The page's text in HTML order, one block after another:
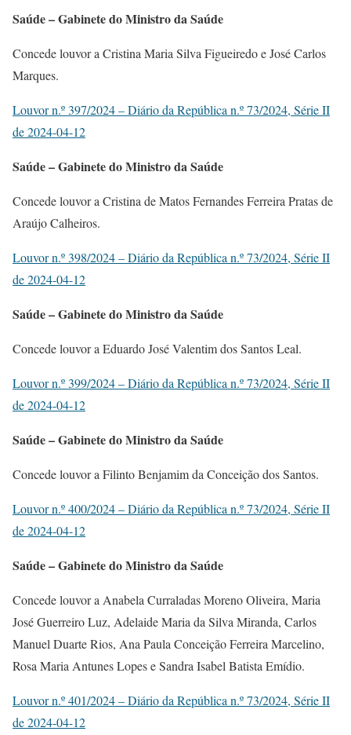
Saúde – Gabinete do Ministro da Saúde
Concede louvor a Cristina Maria Silva Figueiredo e José Carlos
Marques.
Louvor n.º 397/2024 – Diário da República n.º 73/2024, Série II
de 2024-04-12
Saúde – Gabinete do Ministro da Saúde
Concede louvor a Cristina de Matos Fernandes Ferreira Pratas de
Araújo Calheiros.
Louvor n.º 398/2024 – Diário da República n.º 73/2024, Série II
de 2024-04-12
Saúde – Gabinete do Ministro da Saúde
Concede louvor a Eduardo José Valentim dos Santos Leal.
Louvor n.º 399/2024 – Diário da República n.º 73/2024, Série II
de 2024-04-12
Saúde – Gabinete do Ministro da Saúde
Concede louvor a Filinto Benjamim da Conceição dos Santos.
Louvor n.º 400/2024 – Diário da República n.º 73/2024, Série II
de 2024-04-12
Saúde – Gabinete do Ministro da Saúde
Concede louvor a Anabela Curraladas Moreno Oliveira, Maria
José Guerreiro Luz, Adelaide Maria da Silva Miranda, Carlos
Manuel Duarte Rios, Ana Paula Conceição Ferreira Marcelino,
Rosa Maria Antunes Lopes e Sandra Isabel Batista Emídio.
Louvor n.º 401/2024 – Diário da República n.º 73/2024, Série II
de 2024-04-12